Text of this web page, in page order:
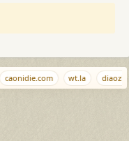
caonidie.com wt.la